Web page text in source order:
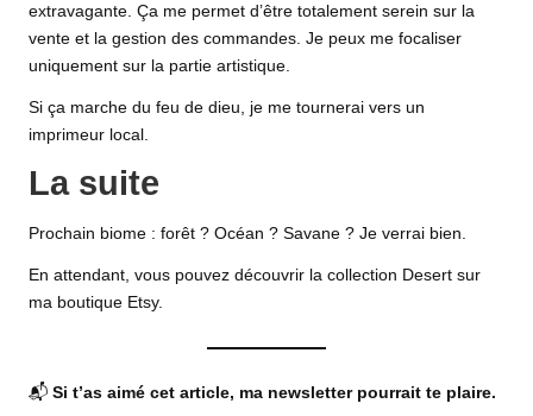
extravagante. Ça me permet d’être totalement serein sur la
vente et la gestion des commandes. Je peux me focaliser
uniquement sur la partie artistique.
Si ça marche du feu de dieu, je me tournerai vers un
imprimeur local.
La suite
Prochain biome : forêt ? Océan ? Savane ? Je verrai bien.
En attendant, vous pouvez découvrir la collection Desert sur
ma boutique Etsy.
📬 Si t’as aimé cet article, ma newsletter pourrait te plaire.